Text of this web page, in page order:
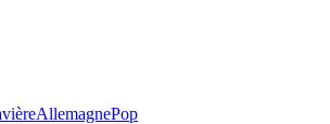
AllemagnePop